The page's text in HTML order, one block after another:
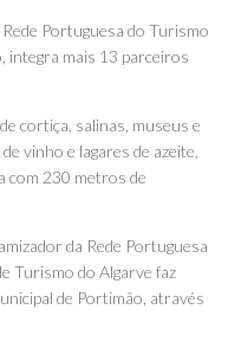
Portuguesa do Turismo
integra mais 13 parceiros
cortiça, salinas, museus e
vinho e lagares de azeite,
com 230 metros de
da Rede Portuguesa
Turismo do Algarve faz
de Portimão, através